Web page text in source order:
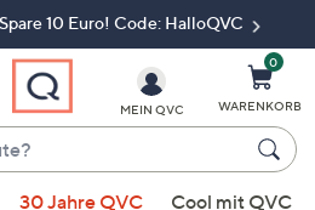
10 Euro! Code: HalloQVC
MEIN QVC
0
WARENKORB
30 Jahre QVC Cool mit QVC